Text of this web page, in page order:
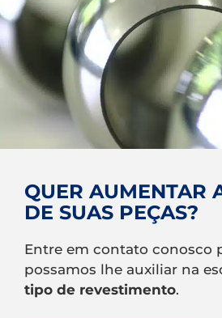
QUER AUMENTAR
DE SUAS PEÇAS?
Entre em contato conosco
possamos lhe auxiliar na
tipo de revestimento.